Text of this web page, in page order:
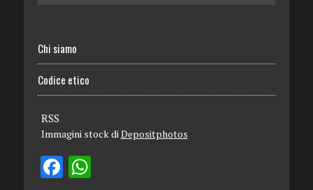
Chi siamo
Codice etico
RSS
Immagini stock di Depositphotos